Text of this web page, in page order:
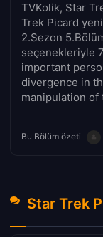
TVKolik, Star
Trek Picard
2.Sezon
seçenekleriyle
important
divergence in
manipulation of
Bu Bölüm özeti